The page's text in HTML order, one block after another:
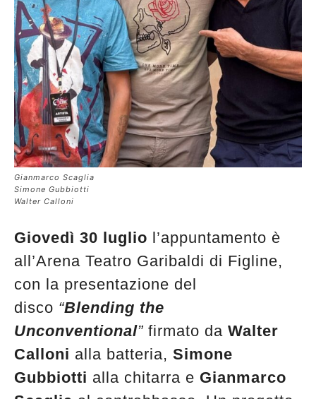
Gianmarco Scaglia
Simone Gubbiotti
Walter Calloni
Giovedì 30 luglio l’appuntamento è
all’Arena Teatro Garibaldi di Figline,
con la presentazione del
disco “Blending the
Unconventional” firmato da Walter
Calloni alla batteria, Simone
Gubbiotti alla chitarra e Gianmarco